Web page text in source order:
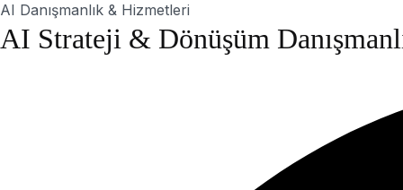
AI Danışmanlık & Hizmetleri
AI Strateji & Dönüşüm